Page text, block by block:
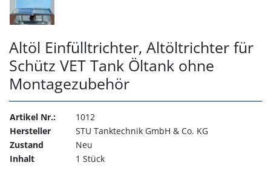
Altöl Einfülltrichter, Altöltrichter für
Schütz VET Tank Öltank ohne
Montagezubehör
Artikel Nr.:
1012
Hersteller
STU Tanktechnik GmbH & Co. KG
Zustand
Neu
Inhalt
1 Stück